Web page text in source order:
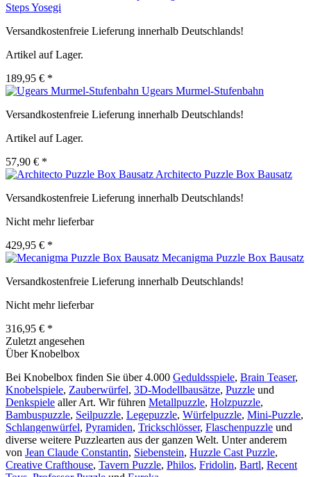
Steps Yosegi
Versandkostenfreie Lieferung innerhalb Deutschlands!
Artikel auf Lager.
189,95 € *
Ugears Murmel-Stufenbahn
Versandkostenfreie Lieferung innerhalb Deutschlands!
Artikel auf Lager.
57,90 € *
Architecto Puzzle Box Bausatz
Versandkostenfreie Lieferung innerhalb Deutschlands!
Nicht mehr lieferbar
429,95 € *
Mecanigma Puzzle Box Bausatz
Versandkostenfreie Lieferung innerhalb Deutschlands!
Nicht mehr lieferbar
316,95 € *
Zuletzt angesehen
Über Knobelbox
Bei Knobelbox finden Sie über 4.000 Geduldsspiele, Brain Teaser,
Knobelspiele, Zauberwürfel, 3D-Modellbausätze, Puzzle und
Denkspiele aller Art. Wir führen Metallpuzzle, Holzpuzzle,
Bambuspuzzle, Seilpuzzle, Legepuzzle, Würfelpuzzle, Mini-Puzzle,
Schlangenwürfel, Pyramiden, Trickschlösser, Flaschenpuzzle und
diverse weitere Puzzlearten aus der ganzen Welt. Unter anderem
von Jean Claude Constantin, Siebenstein, Huzzle Cast Puzzle,
Creative Crafthouse, Tavern Puzzle, Philos, Fridolin, Bartl, Recent